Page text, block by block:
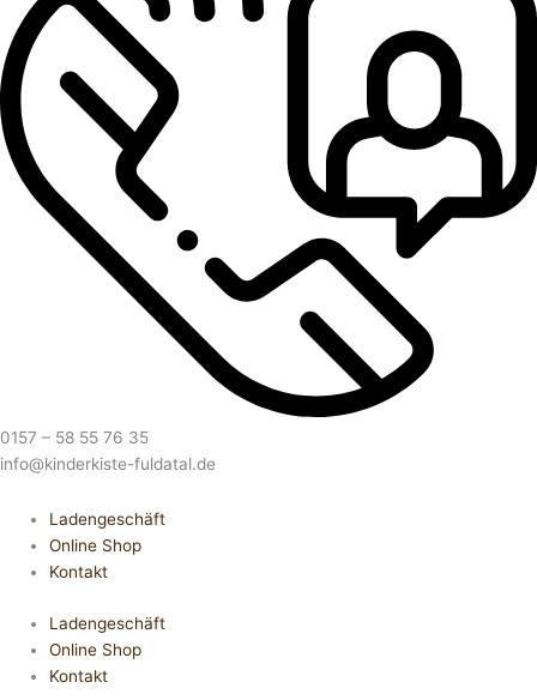
0157 – 58 55 76 35
info@kinderkiste-fuldatal.de
Ladengeschäft
Online Shop
Kontakt
Ladengeschäft
Online Shop
Kontakt